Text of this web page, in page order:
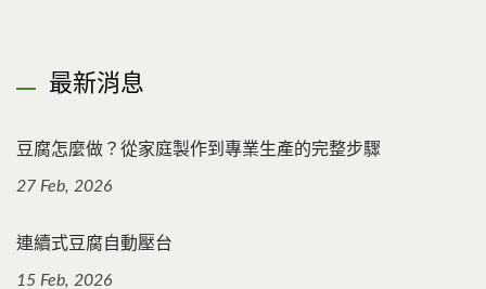
最新消息
豆腐怎麼做？從家庭製作到專業生產的完整步驟
27 Feb, 2026
連續式豆腐自動壓台
15 Feb, 2026